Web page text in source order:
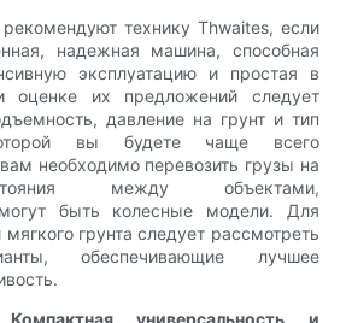
технику Thwaites, если
надежная машина, способная
эксплуатацию и простая в
оценке их предложений следует
давление на грунт и тип
вы будете чаще всего
необходимо перевозить грузы на
между объектами,
могут быть колесные модели. Для
грунта следует рассмотреть
обеспечивающие лучшее